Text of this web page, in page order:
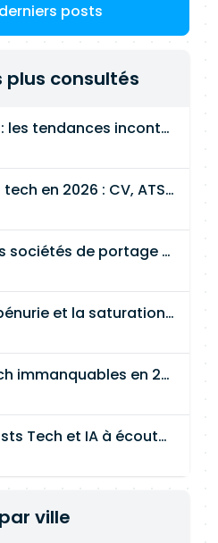
posts
plus consultés
Le CV Tech en 2026 : les tendances incontournables
Recherche d'emploi tech en 2026 : CV, ATS, entretien… On vous dit tout
Top 6 des meilleures sociétés de portage salarial
Marché IT 2026 : la pénurie et la saturation, en même temps
Les événements Tech immanquables en 2026
Les meilleurs podcasts Tech et IA à écouter en 2026
ville